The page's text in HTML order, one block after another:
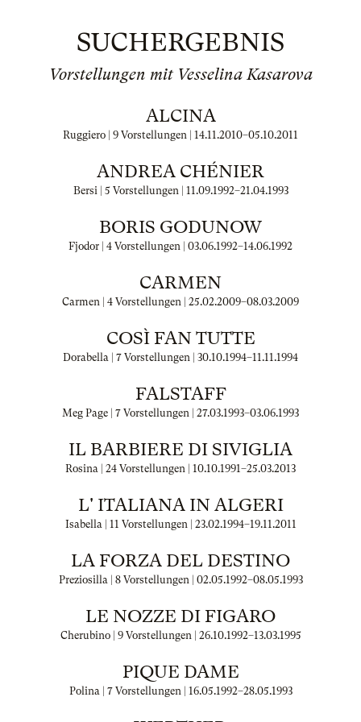
SUCHERGEBNIS
Vorstellungen mit Vesselina Kasarova
ALCINA
Ruggiero | 9 Vorstellungen | 14.11.2010–05.10.2011
ANDREA CHÉNIER
Bersi | 5 Vorstellungen | 11.09.1992–21.04.1993
BORIS GODUNOW
Fjodor | 4 Vorstellungen | 03.06.1992–14.06.1992
CARMEN
Carmen | 4 Vorstellungen | 25.02.2009–08.03.2009
COSÌ FAN TUTTE
Dorabella | 7 Vorstellungen | 30.10.1994–11.11.1994
FALSTAFF
Meg Page | 7 Vorstellungen | 27.03.1993–03.06.1993
IL BARBIERE DI SIVIGLIA
Rosina | 24 Vorstellungen | 10.10.1991–25.03.2013
L' ITALIANA IN ALGERI
Isabella | 11 Vorstellungen | 23.02.1994–19.11.2011
LA FORZA DEL DESTINO
Preziosilla | 8 Vorstellungen | 02.05.1992–08.05.1993
LE NOZZE DI FIGARO
Cherubino | 9 Vorstellungen | 26.10.1992–13.03.1995
PIQUE DAME
Polina | 7 Vorstellungen | 16.05.1992–28.05.1993